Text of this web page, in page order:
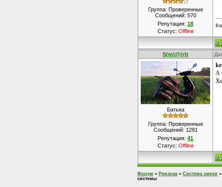
Группа: Проверенные
Сообщений: 570
Репутация: 18
Статус: Offline
S(m)@(r)t
Батька
Группа: Проверенные
Сообщений: 1291
Репутация: 41
Статус: Offline
А
Форум » Ремзона » Система смеси »
системы